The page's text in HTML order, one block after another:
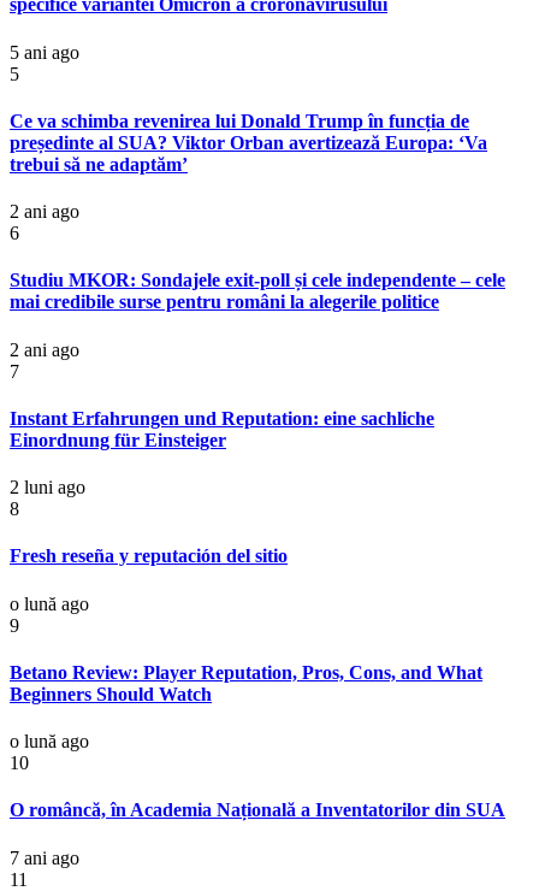
specifice variantei Omicron a croronavirusului
5 ani ago
5
Ce va schimba revenirea lui Donald Trump în funcția de
președinte al SUA? Viktor Orban avertizează Europa: ‘Va
trebui să ne adaptăm’
2 ani ago
6
Studiu MKOR: Sondajele exit-poll și cele independente – cele
mai credibile surse pentru români la alegerile politice
2 ani ago
7
Instant Erfahrungen und Reputation: eine sachliche
Einordnung für Einsteiger
2 luni ago
8
Fresh reseña y reputación del sitio
o lună ago
9
Betano Review: Player Reputation, Pros, Cons, and What
Beginners Should Watch
o lună ago
10
O româncă, în Academia Națională a Inventatorilor din SUA
7 ani ago
11